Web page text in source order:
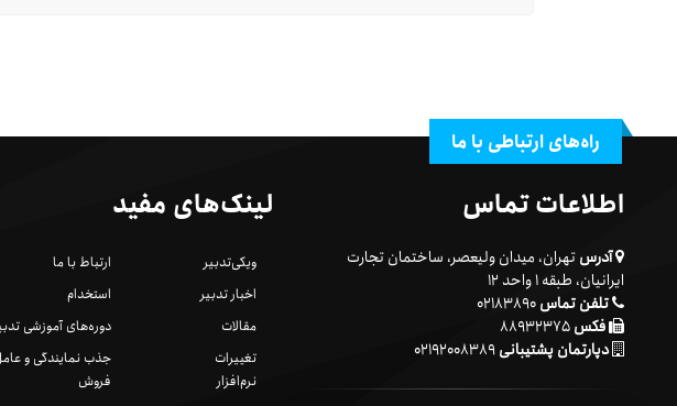
راه‌های ارتباطی با ما
اطلاعات تماس
آدرستهران، میدان ولیعصر، ساختمان تجارت
ایرانیان، طبقه ۱ واحد ۱۲
تلفن تماس۰۲۱۸۳۸۹۰
فکس
دپارتمان پشتیبانی۰۲۱۹۲۰۰۸۳۸۹
لینک‌های مفید
ویکی‌تدبیر
اخبار تدبیر
مقالات
تغییرات
نرم‌افزار
ارتباط با ما
استخدام
دوره‌های آموزشی
جذب نمایندگی و
فروش